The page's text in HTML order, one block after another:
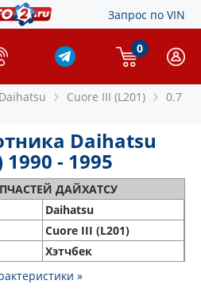
Запрос по VIN
0
Daihatsu Cuore III (L201)
0.7
Daihatsu
- 1995
ДАЙХАТСУ
Daihatsu
Cuore III (L201)
Хэтчбек
»